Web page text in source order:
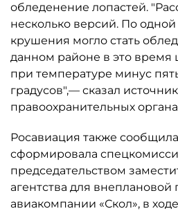
обледенение лопастей.
несколько версий. По
крушения могло стать
данном районе в это
при температуре минус
градусов",— сказал источник
правоохранительных
Росавиация также
сформировала
председательством
агентства для внеплановой
авиакомпании «Скол», в